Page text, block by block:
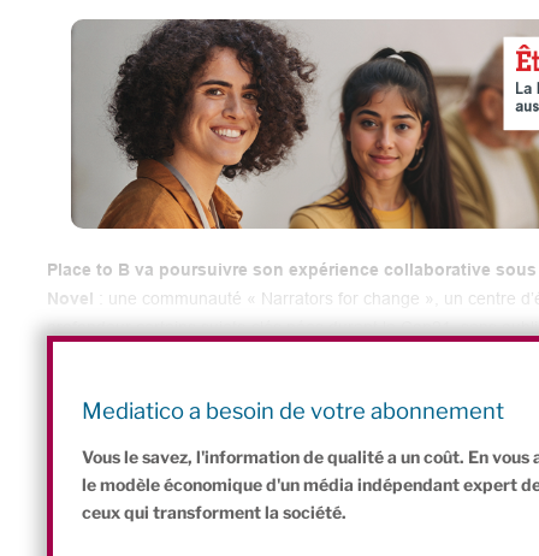
Place to B va poursuivre son expérience collaborative
Novel : une communauté « Narrators for change », un centre
profondeur certains sujets-clés nées durant la Cop21, sans
Mediatico a besoin de votre abonnement
Vous le savez, l'information de qualité a un coût. En
le modèle économique d'un média indépendant expert
ceux qui transforment la société.